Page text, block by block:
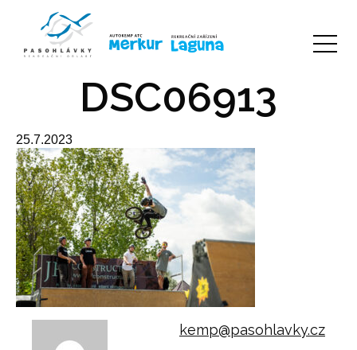
DSC06913
25.7.2023
kemp@pasohlavky.cz